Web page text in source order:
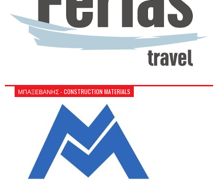
ΜΠΑΞΕΒΑΝΗΣ - CONSTRUCTION MATERIALS